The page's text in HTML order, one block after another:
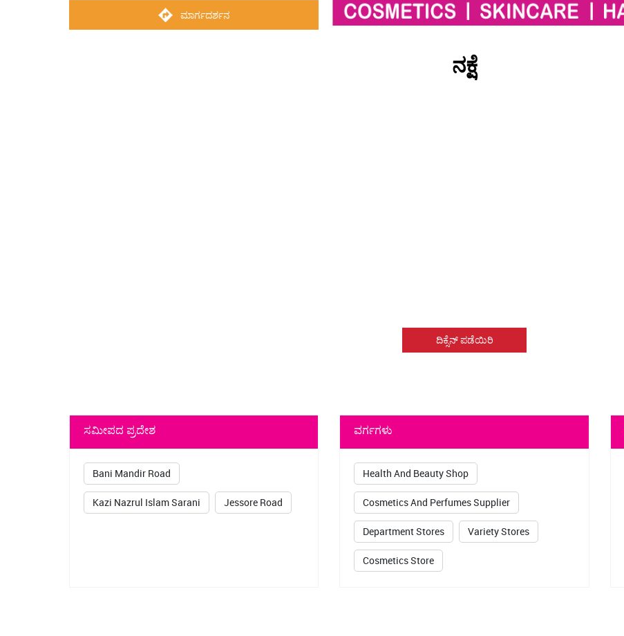
ಮಾರ್ಗದರ್ಶನ
ನಕ್ಷೆ
ದಿಕ್ಸೆನ್ ಪಡೆಯಿರಿ
ಸಮೀಪದ ಪ್ರದೇಶ
Bani Mandir Road
Kazi Nazrul Islam Sarani Jessore Road
ವರ್ಗಗಳು
Health And Beauty Shop
Cosmetics And Perfumes Supplier
Department Stores Variety Stores
Cosmetics Store